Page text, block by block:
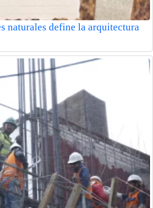
naturales define la arquitectura